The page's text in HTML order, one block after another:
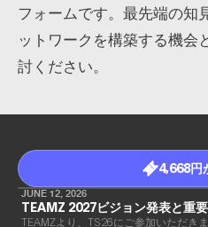
フォームです。最先端の知
ットワークを構築する機会
討ください。
4,668円
JUNE 12, 2026
TEAMZ 2027ビジョン発表と重
TEAMZより、TS26にご参加いただき